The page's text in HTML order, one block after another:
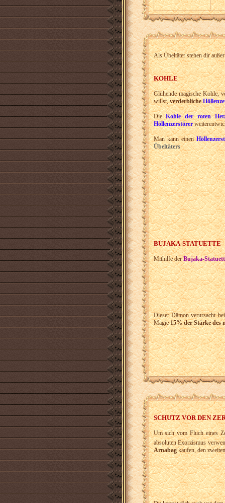
Als Übeltäter stehen dir
KOHLE
Glühende magische Kohle,
willst,verderbliche
DieKohle der roten
Höllenzerstörer
Man kann einen
Übeltäters
BUJAKA-STATUETTE
Mithilfe derBujaka-
Dieser Dämon verursacht
Magie15% der Stärke des
SCHUTZ VOR DEN
Um sich vom Fluch eines
absoluten Exorzismus
Arnabagkaufen, den